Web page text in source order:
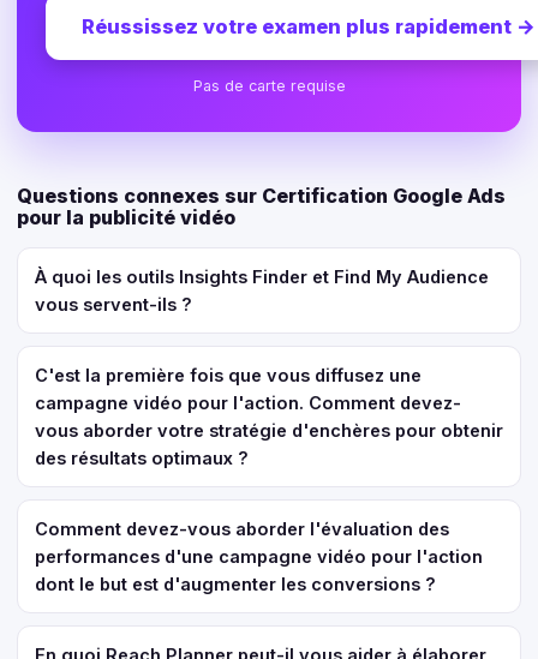
Réussissez votre examen plus rapidement →
Pas de carte requise
Questions connexes sur Certification Google Ads
pour la publicité vidéo
À quoi les outils Insights Finder et Find My Audience
vous servent-ils ?
C'est la première fois que vous diffusez une
campagne vidéo pour l'action. Comment devez-
vous aborder votre stratégie d'enchères pour obtenir
des résultats optimaux ?
Comment devez-vous aborder l'évaluation des
performances d'une campagne vidéo pour l'action
dont le but est d'augmenter les conversions ?
En quoi Reach Planner peut-il vous aider à élaborer